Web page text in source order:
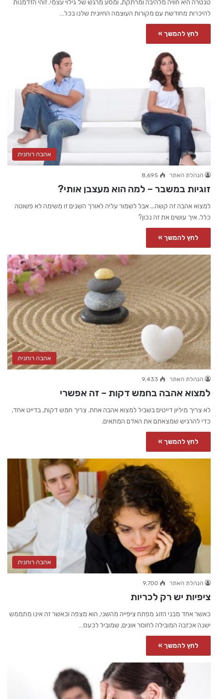
טנטרה היא חוויה מלהיבה ומרתקת, ומסע מרגש של גילוי עצמי. זוהי הזדמנות
להיכרות מחודשת עם מקורות העוצמה החיונית שלנו בכל…
לחץ להמשך »
אהבה רוחנית
הנהלת האתר 8,695
זוגיות במשבר – למה הוא מעצבן אותי?
למצוא אהבה זה קשה... אבל לשמור עליה לאורך השנים זו משימה לא פשוטה
כלל. איך עושים את זה נכון?
לחץ להמשך »
אהבה רוחנית
הנהלת האתר 9,433
למצוא אהבה בחמש דקות – זה אפשרי
לא צריך מיליון דייטים בשביל למצוא אהבה אחת. צריך חמש דקות, בדייט אחד,
כדי להרגיש שמצאתם את האדם המתאים.
לחץ להמשך »
אהבה רוחנית
הנהלת האתר 9,700
ציפיות יש רק לכריות
כאשר אחד מבני הזוג מפתח ציפייה מהשני, הוא מצפה וכאשר זה אינו מתממש
ישנה אכזבה המובילה לחוסר אונים, שמוביל לכעס…
לחץ להמשך »